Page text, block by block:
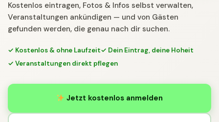
Kostenlos eintragen, Fotos & Infos selbst verwalten,
Veranstaltungen ankündigen — und von Gästen
gefunden werden, die genau nach dir suchen.
✓ Kostenlos & ohne Laufzeit✓ Dein Eintrag, deine Hoheit
✓ Veranstaltungen direkt pflegen
Jetzt kostenlos anmelden